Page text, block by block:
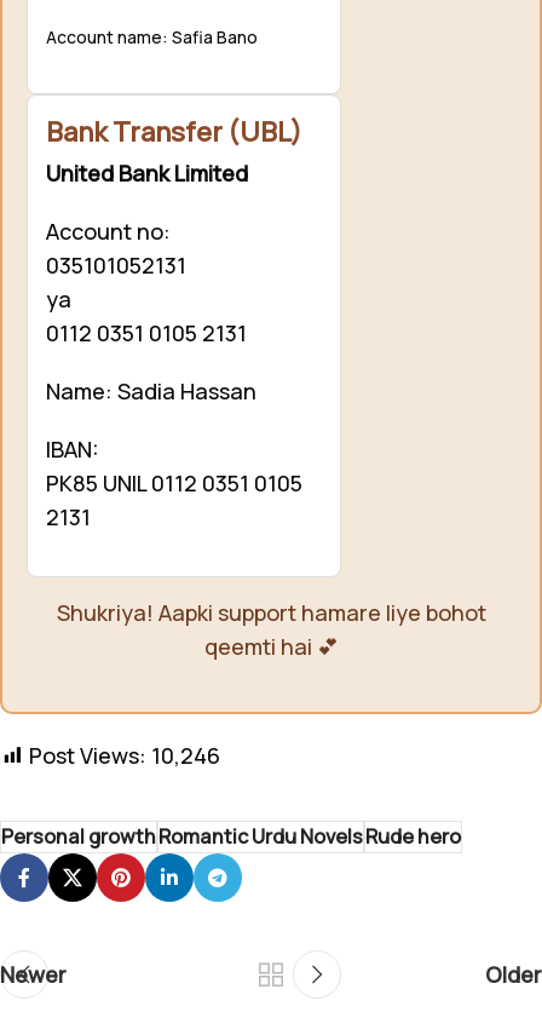
Account name: Safia Bano
Bank Transfer (UBL)
United Bank Limited
Account no:
035101052131
ya
0112 0351 0105 2131
Name: Sadia Hassan
IBAN:
PK85 UNIL 0112 0351 0105
2131
Shukriya! Aapki support hamare liye bohot
qeemti hai 💕
Post Views: 10,246
Personal growthRomantic Urdu NovelsRude hero
Newer Older